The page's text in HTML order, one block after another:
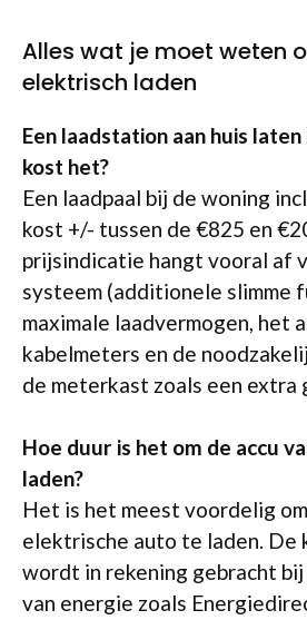
Alles wat je moet weten
elektrisch laden
Een laadstation aan huis
kost het?
Een laadpaal bij de woning
kost +/- tussen de €825 en
prijsindicatie hangt vooral af
systeem (additionele slimme
maximale laadvermogen, het
kabelmeters en de
de meterkast zoals een extra
Hoe duur is het om de accu
laden?
Het is het meest voordelig
elektrische auto te laden.
wordt in rekening gebracht
van energie zoals